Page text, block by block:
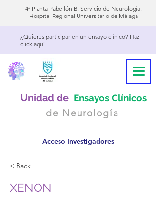
Unidad de Ensayos Clínicos
de Neurología
4ª Planta Pabellón B. Servicio de Neurología.
Hospital Regional Universitario de Málaga
¿Quieres participar en un ensayo clínico? Haz
click aquí
Acceso Investigadores
< Back
XENON